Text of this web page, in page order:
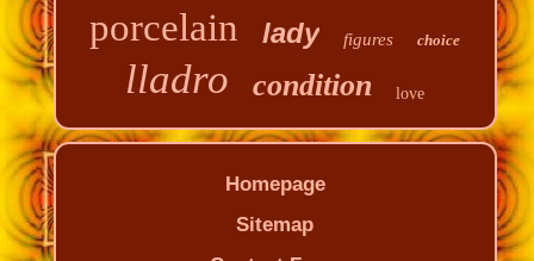
porcelain lady figures choice
lladro condition love
Homepage
Sitemap